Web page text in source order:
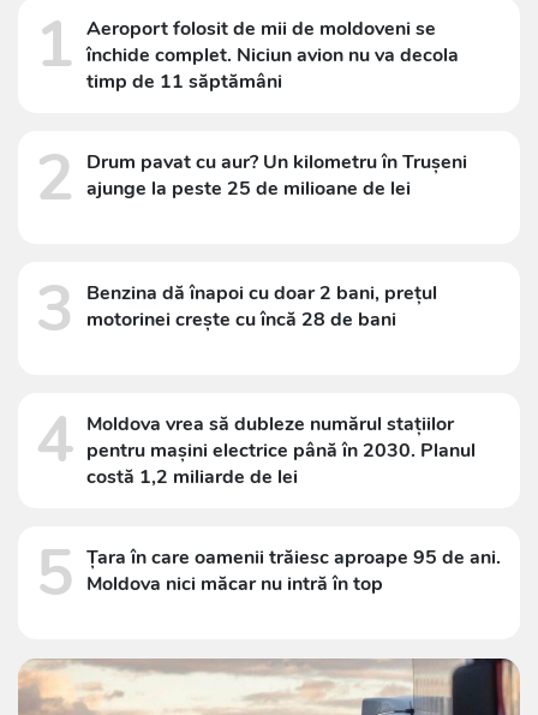
1 Aeroport folosit de mii de moldoveni se
închide complet. Niciun avion nu va decola
timp de 11 săptămâni
2
Drum pavat cu aur? Un kilometru în Trușeni
ajunge la peste 25 de milioane de lei
3
Benzina dă înapoi cu doar 2 bani, prețul
motorinei crește cu încă 28 de bani
4 Moldova vrea să dubleze numărul stațiilor
pentru mașini electrice până în 2030. Planul
costă 1,2 miliarde de lei
5 Țara în care oamenii trăiesc aproape 95 de ani.
Moldova nici măcar nu intră în top